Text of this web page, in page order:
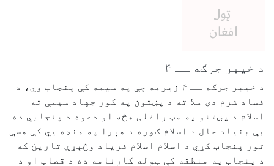
د خیبر جرګه ــ ۴
د خیبر جرګه ــ ۴ زیرمه چې په سیمه کې پنجاب وي، د
فساد شرم دی ملا ته د پښتون په کور جهاد سیمې ته
اسلام د پښتنو په مټ راغلی هڅه او دعوه د پنجابي ده
بې بنیاد حال د اسلام ګوره د هېرا په منډه يي کې هسې
تور پنجاب کړي د اسلام اسلام فریاد وڅېړې تاریخ که
د پنجاب په منطقه کې ټوله کارنامه ده د قصاب او د